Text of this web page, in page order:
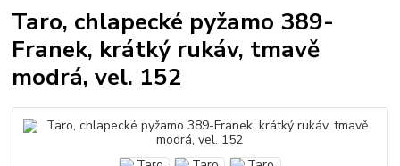
Taro, chlapecké pyžamo 389-
Franek, krátký rukáv, tmavě
modrá, vel. 152